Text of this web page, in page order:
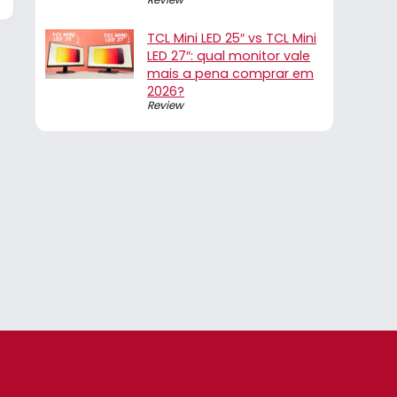
TCL Mini LED 25″ vs TCL Mini
LED 27″: qual monitor vale
mais a pena comprar em
2026?
Review